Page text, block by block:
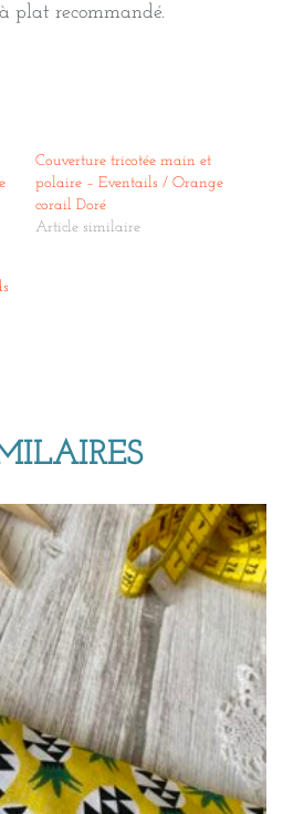
plat recommandé.
Couverture tricotée main et
polaire – Eventails / Orange
corail Doré
Article similaire